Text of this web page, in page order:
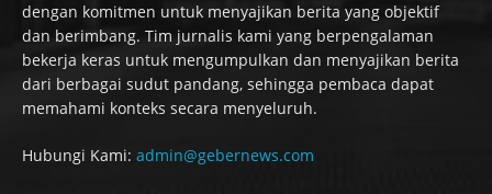
dengan komitmen untuk menyajikan berita yang objektif
dan berimbang. Tim jurnalis kami yang berpengalaman
bekerja keras untuk mengumpulkan dan menyajikan berita
dari berbagai sudut pandang, sehingga pembaca dapat
memahami konteks secara menyeluruh.
Hubungi Kami: admin@gebernews.com